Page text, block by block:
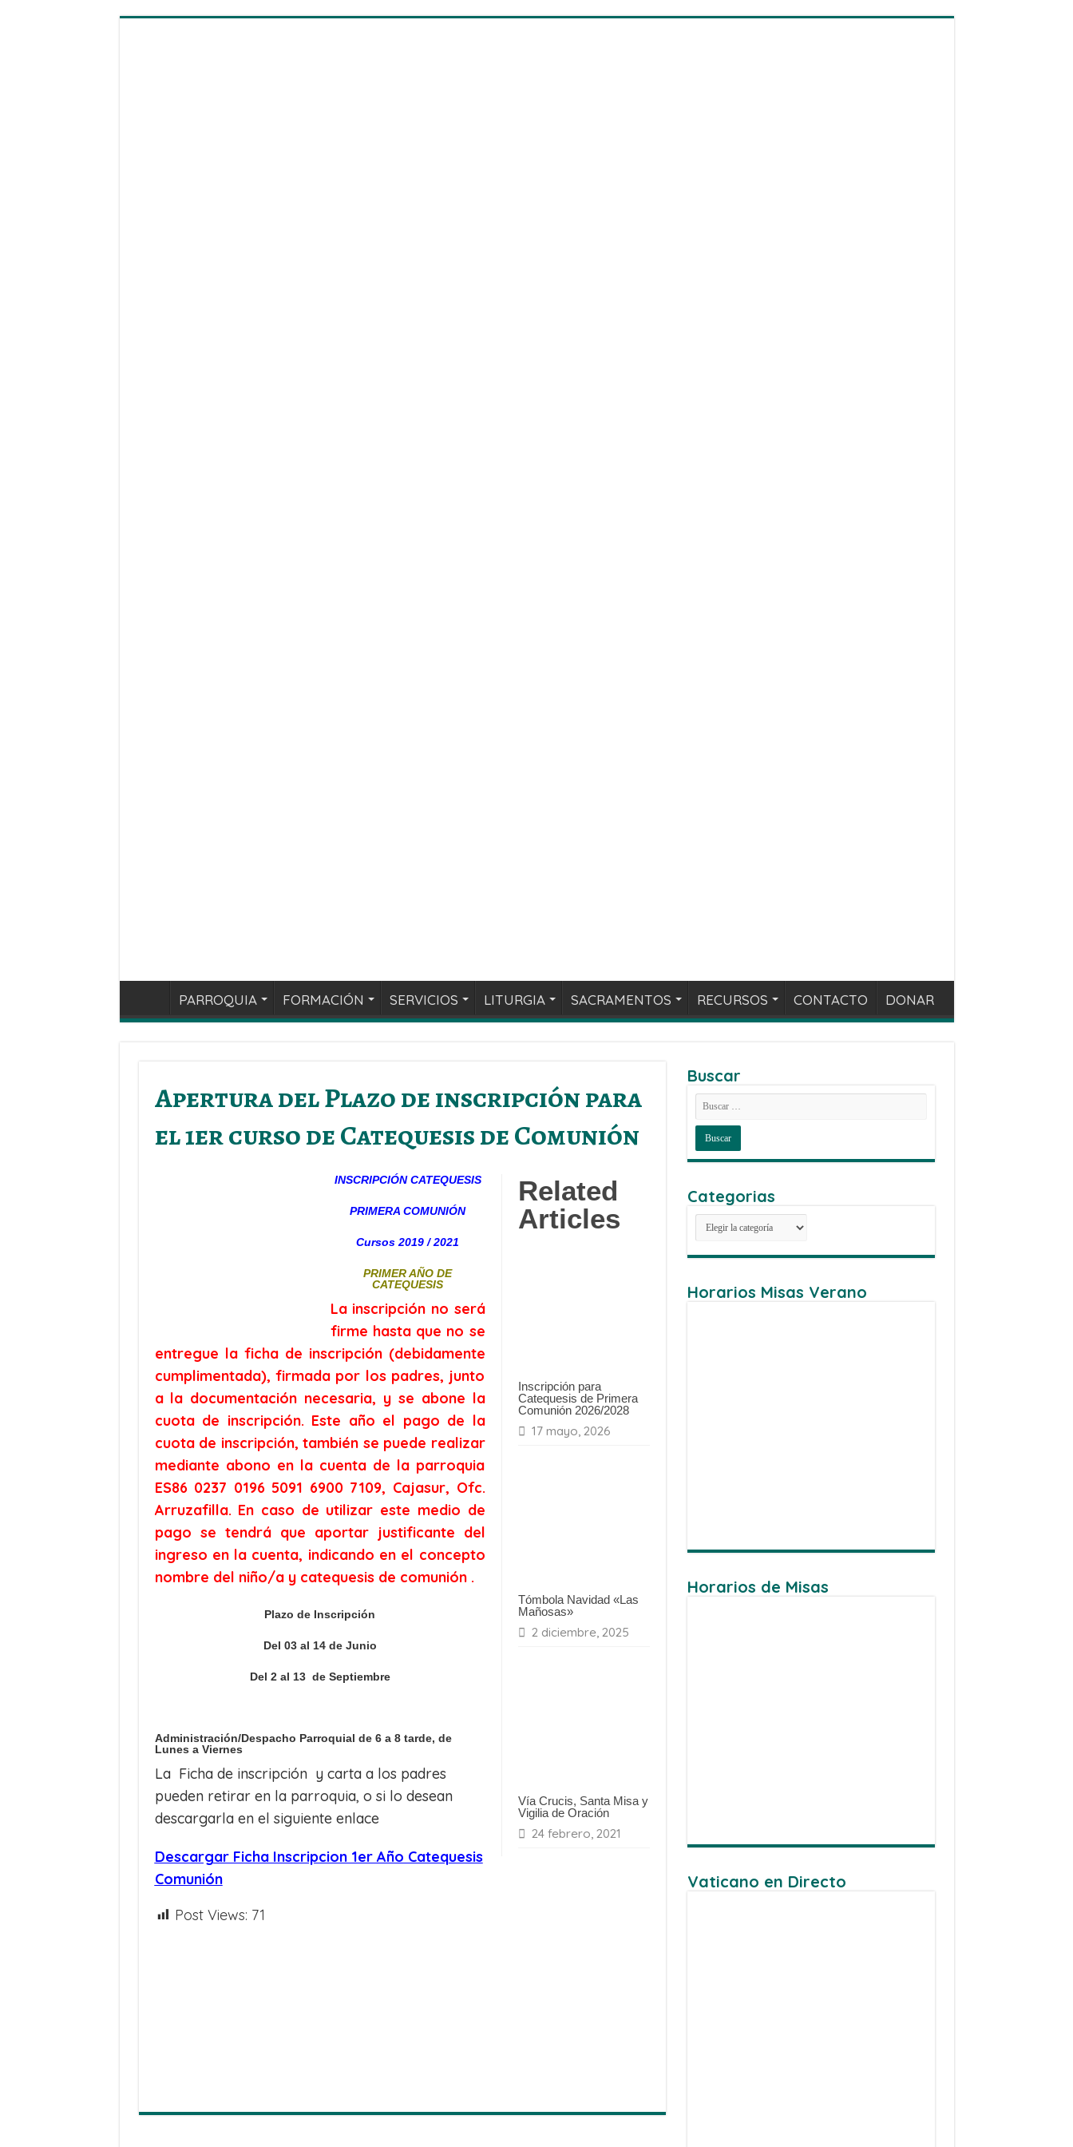
PARROQUIA FORMACIÓN SERVICIOS LITURGIA SACRAMENTOS RECURSOS CONTACTO DONAR
Apertura del Plazo de inscripción para
el 1er curso de Catequesis de Comunión
Related
Articles
Inscripción para
Catequesis de Primera
Comunión 2026/2028
17 mayo, 2026
Tómbola Navidad «Las
Mañosas»
2 diciembre, 2025
Vía Crucis, Santa Misa y
Vigilia de Oración
24 febrero, 2021
INSCRIPCIÓN CATEQUESIS
PRIMERA COMUNIÓN
Cursos 2019 / 2021
PRIMER AÑO DE
CATEQUESIS
La inscripción no será
firme hasta que no se
entregue la ficha de inscripción (debidamente
cumplimentada), firmada por los padres, junto
a la documentación necesaria, y se abone la
cuota de inscripción. Este año el pago de la
cuota de inscripción, también se puede realizar
mediante abono en la cuenta de la parroquia
ES86 0237 0196 5091 6900 7109, Cajasur, Ofc.
Arruzafilla. En caso de utilizar este medio de
pago se tendrá que aportar justificante del
ingreso en la cuenta, indicando en el concepto
nombre del niño/a y catequesis de comunión .
Plazo de Inscripción
Del 03 al 14 de Junio
Del 2 al 13 de Septiembre
Administración/Despacho Parroquial de 6 a 8 tarde, de
Lunes a Viernes
La Ficha de inscripción y carta a los padres
pueden retirar en la parroquia, o si lo desean
descargarla en el siguiente enlace
Descargar Ficha Inscripcion 1er Año Catequesis
Comunión
Post Views: 71
Email
Buscar
Categorias
Categorias
Horarios Misas Verano
Horarios de Misas
Vaticano en Directo